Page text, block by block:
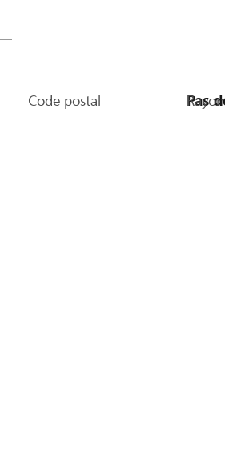
Code postal Rayon